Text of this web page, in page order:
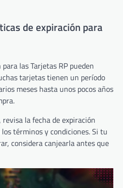
de expiración para
las Tarjetas RP pueden
tarjetas tienen un período
meses hasta unos pocos años
la fecha de expiración
términos y condiciones. Si tu
considera canjearla antes que